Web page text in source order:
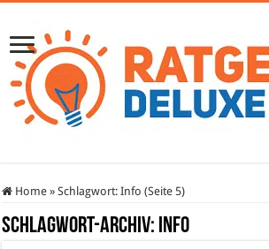
Home » Schlagwort:Info (Seite 5)
Schlagwort-Archiv: Info